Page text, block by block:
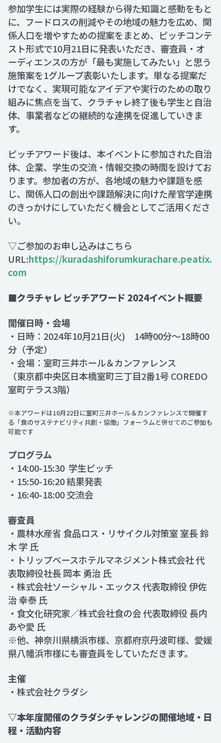
参加学生には実際の経験から得た知識と感動をもと
に、フードロスの削減やその地域の魅力を広め、関
係人口を増やすための提案をまとめ、ピッチコンテ
スト形式で10月21日に発表いただき、審査員・オ
ーディエンスの方が「最も実施してみたい」と思う
施策案を1グループ表彰いたします。単なる提案だ
けでなく、実現可能なアイデアや実行のための取り
組みに焦点を当て、クラチャレ終了後も学生と自治
体、事業者などの継続的な連携を促進していきま
す。
ピッチアワード後は、本イベントに参加された自治
体、企業、学生の交流・情報交換の時間を設けてお
ります。参加者の方が、各地域の魅力や課題を感
じ、関係人口の創出や課題解決に向けた産官学連携
のきっかけにしていただく機会としてご活用くださ
い。
▽ご参加のお申し込みはこちら
URL:https://kuradashiforumkurachare.peatix.
com
■クラチャレ ピッチアワード 2024イベント概要
開催日時・会場
・日時：2024年10月21日(火) 14時00分～18時00
分（予定）
・会場：室町三井ホール＆カンファレンス
（東京都中央区日本橋室町三丁目2番1号 COREDO
室町テラス3階）
※本アワードは10月22日に室町三井ホール＆カンファレンスで開催す
る「食のサステナビリティ共創・協働」フォーラムと併せてのご参加も
可能です
プログラム
・14:00-15:30 学生ピッチ
・15:50-16:20 結果発表
・16:40-18:00 交流会
審査員
・農林水産省 食品ロス・リサイクル対策室 室長 鈴
木 学 氏
・トリップベースホテルマネジメント株式会社 代
表取締役社長 岡本 勇治 氏
・株式会社ソーシャル・エックス 代表取締役 伊佐
治 幸泰 氏
・食文化研究家／株式会社食の会 代表取締役 長内
あや愛 氏
※他、神奈川県横浜市様、京都府京丹波町様、愛媛
県八幡浜市様にも審査員をしていただきます。
主催
・株式会社クラダシ
▽本年度開催のクラダシチャレンジの開催地域・日
程・活動内容